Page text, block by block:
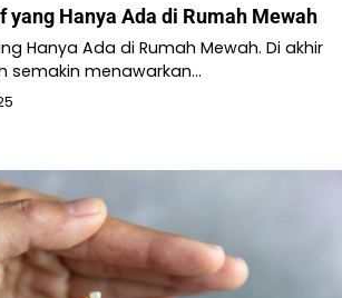
yang Hanya Ada di Rumah Mewah
Hanya Ada di Rumah Mewah. Di akhir
semakin menawarkan…